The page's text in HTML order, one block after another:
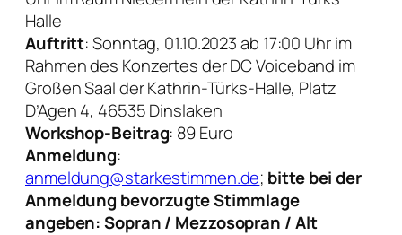
Halle
Auftritt: Sonntag, 01.10.2023 ab 17:00 Uhr im
Rahmen des Konzertes der DC Voiceband im
Großen Saal der Kathrin-Türks-Halle, Platz
D’Agen 4, 46535 Dinslaken
Workshop-Beitrag: 89 Euro
Anmeldung:
anmeldung@starkestimmen.de; bitte bei der
Anmeldung bevorzugte Stimmlage
angeben: Sopran / Mezzosopran / Alt